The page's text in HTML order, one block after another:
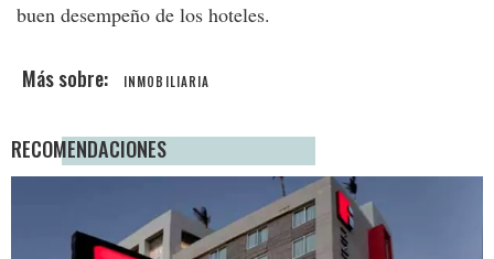
buen desempeño de los hoteles.
INMOBILIARIA
RECOMENDACIONES